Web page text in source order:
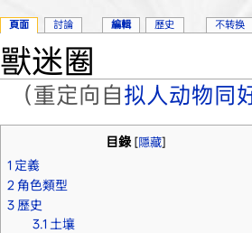
獸迷圈
（重定向自拟人动物同
目錄[隱藏]
1 定義
2 角色類型
3 歷史
3.1 土壤
頁面 討論 編輯 歷史 不转换